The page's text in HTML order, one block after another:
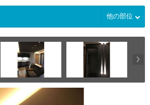
他の部位